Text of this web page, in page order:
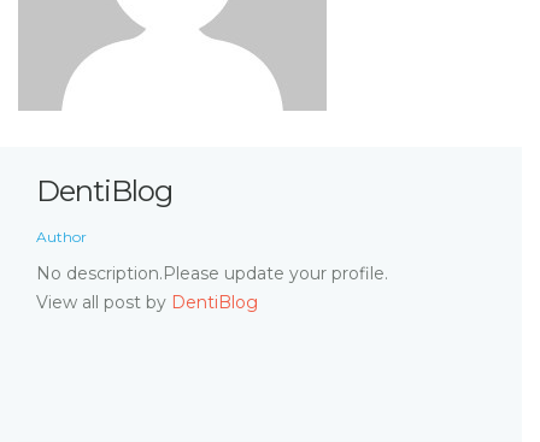
DentiBlog
Author
No description.Please update your profile.
View all post by DentiBlog